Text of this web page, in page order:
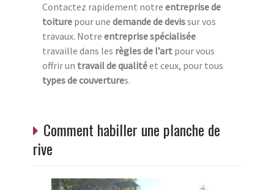
Contactez rapidement notre entreprise de
toiture pour une demande de devissur vos
travaux. Notre entreprise spécialisée
travaille dans les règles de l’art pour vous
offrir un travail de qualitéet ceux, pour tous
types de couvertures.
Comment habiller une planche de
rive